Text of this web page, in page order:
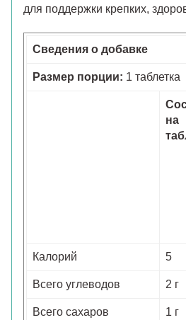
для поддержки крепких,
Сведения о добавке
Размер порции: 1 таблетка
на
Калорий 5
Всего углеводов 2 г
Всего сахаров 1 г